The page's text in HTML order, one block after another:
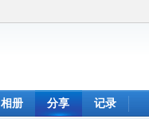
相册 分享 记录